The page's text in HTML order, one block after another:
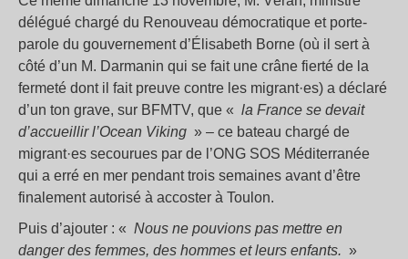
délégué chargé du Renouveau démocratique et porte-
parole du gouvernement d’Élisabeth Borne (où il sert à
côté d’un M. Darmanin qui se fait une crâne fierté de la
fermeté dont il fait preuve contre les migrant·es) a déclaré
d’un ton grave, sur BFMTV, que « la France se devait
d’accueillir l’Ocean Viking » – ce bateau chargé de
migrant·es secourues par de l’ONG SOS Méditerranée
qui a erré en mer pendant trois semaines avant d’être
finalement autorisé à accoster à Toulon.
Puis d’ajouter : « Nous ne pouvions pas mettre en
danger des femmes, des hommes et leurs enfants. »